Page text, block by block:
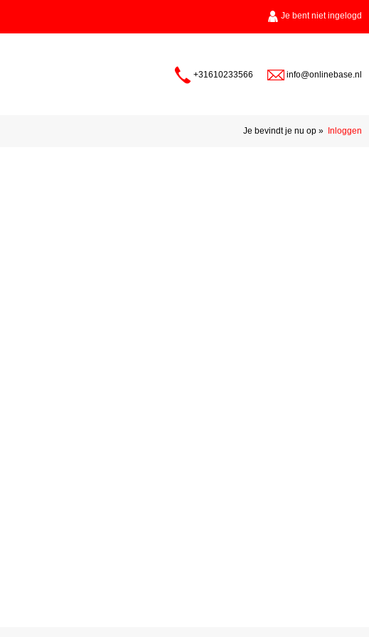
Je bent niet ingelogd
+31610233566
info@onlinebase.nl
Je bevindt je nu op » Inloggen